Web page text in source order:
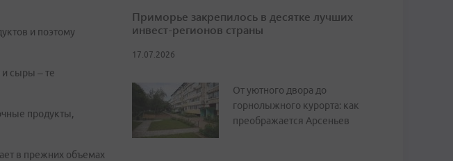
и поэтому
и сыры – те
продукты,
в прежних объемах
Приморье закрепилось в десятке лучших
инвест-регионов страны
17.07.2026
От уютного двора до
горнолыжного курорта: как
преображается Арсеньев